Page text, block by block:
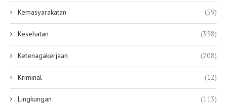
Kemasyarakatan (59)
Kesehatan (358)
Ketenagakerjaan (208)
Kriminal (12)
Lingkungan (113)